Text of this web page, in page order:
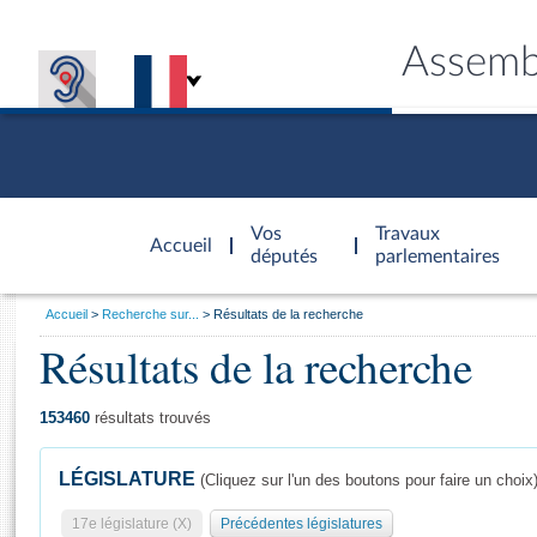
Accueil
d'accueil
Vos
députés
Travaux
parlementaires
Général
Vous
Accueil Recherche sur... Résultats de la recherche
Résultats de la recherche
153460 résultats trouvés
LÉGISLATURE (Cliquez sur l'un des boutons pour faire un choix)
17e législature (X) Précédentes législatures